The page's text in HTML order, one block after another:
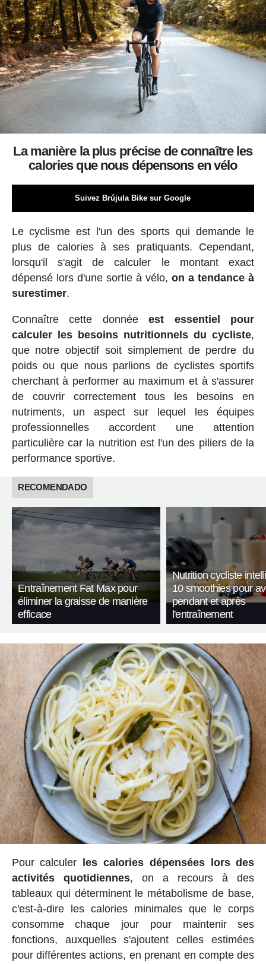
La manière la plus précise de connaître les
calories que nous dépensons en vélo
Suivez Brújula Bike sur Google
Le cyclisme est l'un des sports qui demande le
plus de calories à ses pratiquants. Cependant,
lorsqu'il s'agit de calculer le montant exact
dépensé lors d'une sortie à vélo,on a tendance à
surestimer.
Connaître cette donnéeest essentiel pour
calculer les besoins nutritionnels du cycliste,
que notre objectif soit simplement de perdre du
poids ou que nous parlions de cyclistes sportifs
cherchant à performer au maximum et à s'assurer
de couvrir correctement tous les besoins en
nutriments, un aspect sur lequel les équipes
professionnelles accordent une attention
particulière car la nutrition est l'un des piliers de la
performance sportive.
RECOMENDADO
Entraînement Fat Max pour
éliminer la graisse de manière
efficace
Nutrition cycliste
10 smoothies pour
pendant et après
l'entraînement
Pour calculer les calories dépensées lors des
activités quotidiennes, on a recours à des
tableaux qui déterminent le métabolisme de base,
c'est-à-dire les calories minimales que le corps
consomme chaque jour pour maintenir ses
fonctions, auxquelles s'ajoutent celles estimées
pour différentes actions, en prenant en compte des